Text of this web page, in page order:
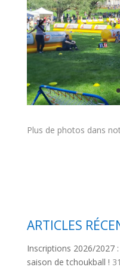
Plus de photos dans
ARTICLES
Inscriptions 2026/2027
saison de tchoukball !